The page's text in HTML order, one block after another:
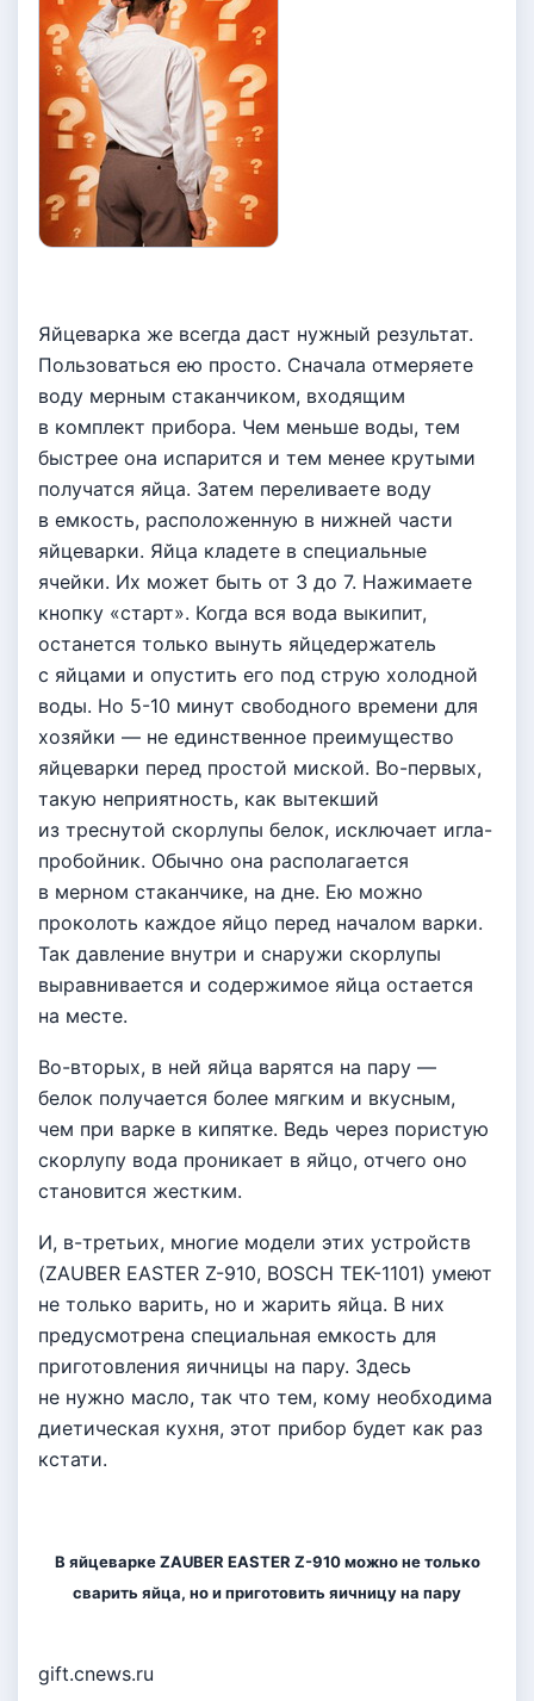
Яйцеварка же всегда даст нужный результат.
Пользоваться ею просто. Сначала отмеряете
воду мерным стаканчиком, входящим
в комплект прибора. Чем меньше воды, тем
быстрее она испарится и тем менее крутыми
получатся яйца. Затем переливаете воду
в емкость, расположенную в нижней части
яйцеварки. Яйца кладете в специальные
ячейки. Их может быть от 3 до 7. Нажимаете
кнопку «старт». Когда вся вода выкипит,
останется только вынуть яйцедержатель
с яйцами и опустить его под струю холодной
воды. Но 5-10 минут свободного времени для
хозяйки — не единственное преимущество
яйцеварки перед простой миской. Во-первых,
такую неприятность, как вытекший
из треснутой скорлупы белок, исключает игла-
пробойник. Обычно она располагается
в мерном стаканчике, на дне. Ею можно
проколоть каждое яйцо перед началом варки.
Так давление внутри и снаружи скорлупы
выравнивается и содержимое яйца остается
на месте.
Во-вторых, в ней яйца варятся на пару —
белок получается более мягким и вкусным,
чем при варке в кипятке. Ведь через пористую
скорлупу вода проникает в яйцо, отчего оно
становится жестким.
И, в-третьих, многие модели этих устройств
(ZAUBER EASTER Z-910, BOSCH TEK-1101) умеют
не только варить, но и жарить яйца. В них
предусмотрена специальная емкость для
приготовления яичницы на пару. Здесь
не нужно масло, так что тем, кому необходима
диетическая кухня, этот прибор будет как раз
кстати.
В яйцеварке ZAUBER EASTER Z-910 можно не только
сварить яйца, но и приготовить яичницу на пару
gift.cnews.ru